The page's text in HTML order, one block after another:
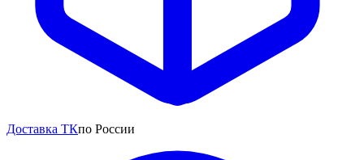
Доставка ТКпо России